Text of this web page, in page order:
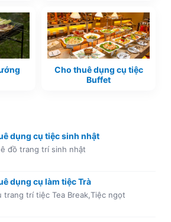
Cho thuê dụng cụ tiệc
Buffet
dụng cụ tiệc sinh nhật
đồ trang trí sinh nhật
dụng cụ làm tiệc Trà
trang trí tiệc Tea Break,Tiệc ngọt